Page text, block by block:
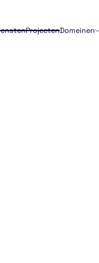
ProjectenDomeinen